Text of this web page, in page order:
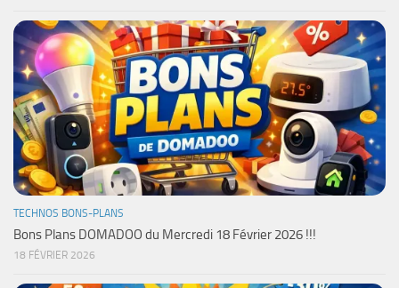
TECHNOS BONS-PLANS
Bons Plans DOMADOO du Mercredi 18 Février 2026 !!!
18 FÉVRIER 2026